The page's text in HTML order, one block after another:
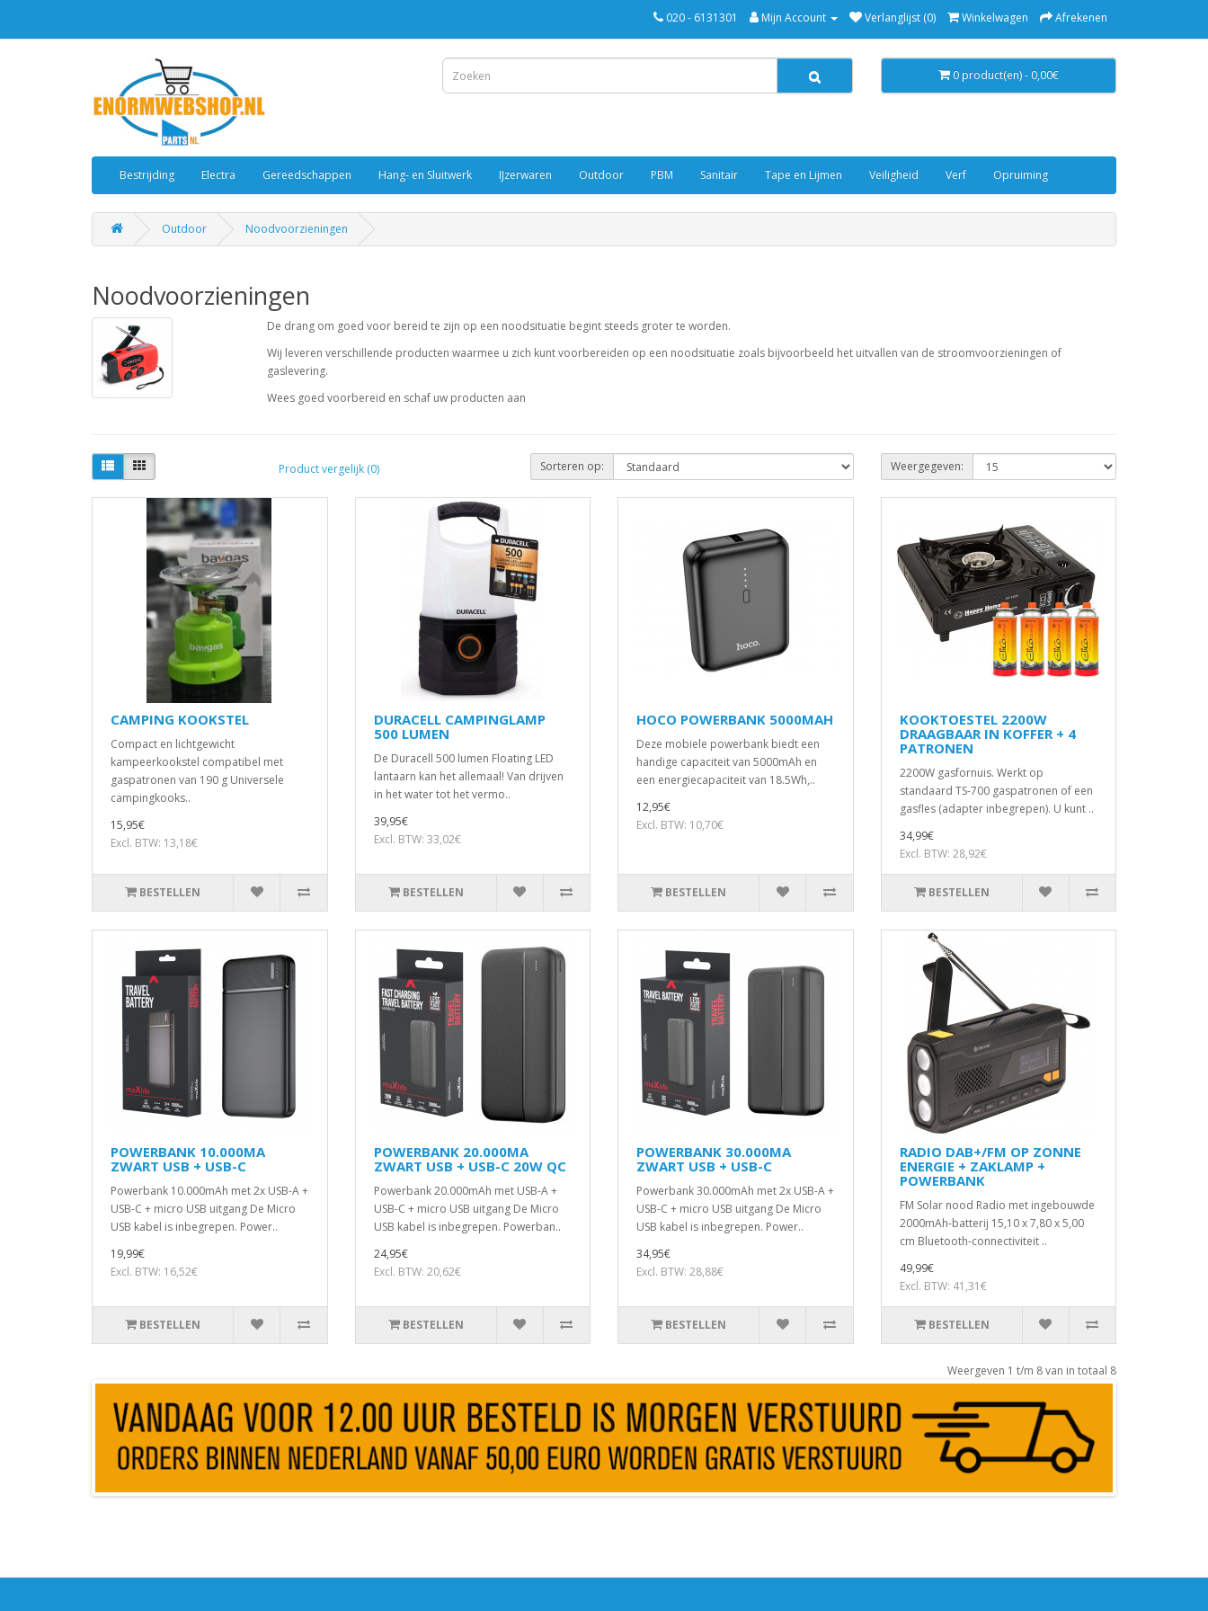
020 - 6131301 Mijn Account Verlanglijst (0) Winkelwagen Afrekenen
0 product(en) - 0,00€
Bestrijding Electra Gereedschappen Hang- en Sluitwerk IJzerwaren Outdoor PBM Sanitair Tape en Lijmen Veiligheid Verf Opruiming
Outdoor Noodvoorzieningen
Noodvoorzieningen
De drang om goed voor bereid te zijn op een noodsituatie begint steeds groter te worden.
Wij leveren verschillende producten waarmee u zich kunt voorbereiden op een noodsituatie zoals bijvoorbeeld het uitvallen van de stroomvoorzieningen of
gaslevering.
Wees goed voorbereid en schaf uw producten aan
Product vergelijk (0) Sorteren op: Weergegeven:
CAMPING KOOKSTEL
Compact en lichtgewicht
kampeerkookstel compatibel met
gaspatronen van 190 g Universele
campingkooks..
15,95€
Excl. BTW: 13,18€
BESTELLEN
DURACELL CAMPINGLAMP
500 LUMEN
De Duracell 500 lumen Floating LED
lantaarn kan het allemaal! Van drijven
in het water tot het vermo..
39,95€
Excl. BTW: 33,02€
BESTELLEN
HOCO POWERBANK 5000MAH
Deze mobiele powerbank biedt een
handige capaciteit van 5000mAh en
een energiecapaciteit van 18.5Wh,..
12,95€
Excl. BTW: 10,70€
BESTELLEN
KOOKTOESTEL 2200W
DRAAGBAAR IN KOFFER + 4
PATRONEN
2200W gasfornuis. Werkt op
standaard TS-700 gaspatronen of een
gasfles (adapter inbegrepen). U kunt ..
34,99€
Excl. BTW: 28,92€
BESTELLEN
POWERBANK 10.000MA
ZWART USB + USB-C
Powerbank 10.000mAh met 2x USB-A +
USB-C + micro USB uitgang De Micro
USB kabel is inbegrepen. Power..
19,99€
Excl. BTW: 16,52€
BESTELLEN
POWERBANK 20.000MA
ZWART USB + USB-C 20W QC
Powerbank 20.000mAh met USB-A +
USB-C + micro USB uitgang De Micro
USB kabel is inbegrepen. Powerban..
24,95€
Excl. BTW: 20,62€
BESTELLEN
POWERBANK 30.000MA
ZWART USB + USB-C
Powerbank 30.000mAh met 2x USB-A +
USB-C + micro USB uitgang De Micro
USB kabel is inbegrepen. Power..
34,95€
Excl. BTW: 28,88€
BESTELLEN
RADIO DAB+/FM OP ZONNE
ENERGIE + ZAKLAMP +
POWERBANK
FM Solar nood Radio met ingebouwde
2000mAh-batterij 15,10 x 7,80 x 5,00
cm Bluetooth-connectiviteit ..
49,99€
Excl. BTW: 41,31€
BESTELLEN
Weergeven 1 t/m 8 van in totaal 8